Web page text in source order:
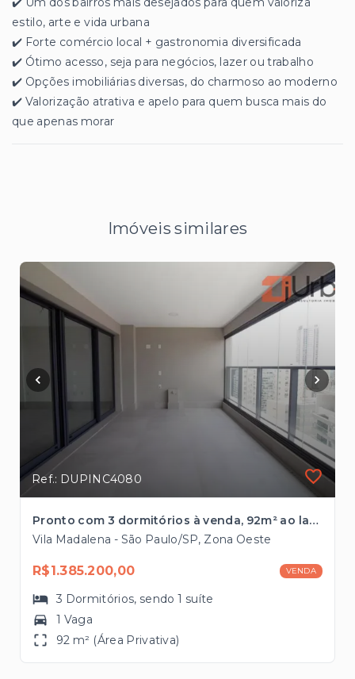
estilo, arte e vida urbana
✔️ Forte comércio local + gastronomia diversificada
✔️ Ótimo acesso, seja para negócios, lazer ou trabalho
✔️ Opções imobiliárias diversas, do charmoso ao moderno
✔️ Valorização atrativa e apelo para quem busca mais do
que apenas morar
Imóveis similares
Ref.: DUPINC4080
Pronto com 3 dormitórios à venda, 92m² ao lado do Metrô Vila Madalena
Vila Madalena - São Paulo/SP, Zona Oeste
R$1.385.200,00 VENDA
3 Dormitórios, sendo1 suíte
1 Vaga
92 m² (Área Privativa)